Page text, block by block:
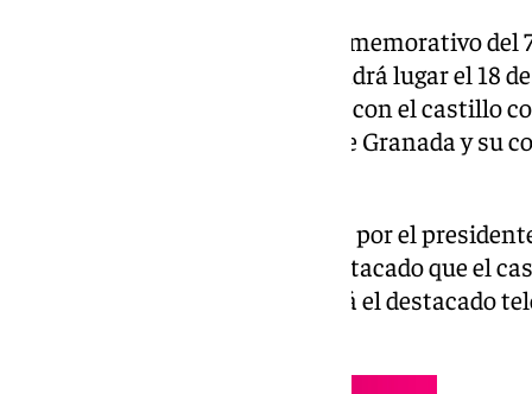
El concierto extraordinario conmemorativo
Música y Danza de Granada tendrá lugar el 18
Ayuntamiento de La Calahorra, con el castillo
a cargo de la Orquesta Ciudad de Granada y
El concierto ha sido presentado por el
Francis Rodríguez, quien ha destacado que el
de la institución provincial, será el destacado